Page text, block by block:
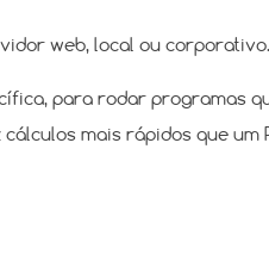
web, local ou corporativo.
para rodar programas
mais rápidos que